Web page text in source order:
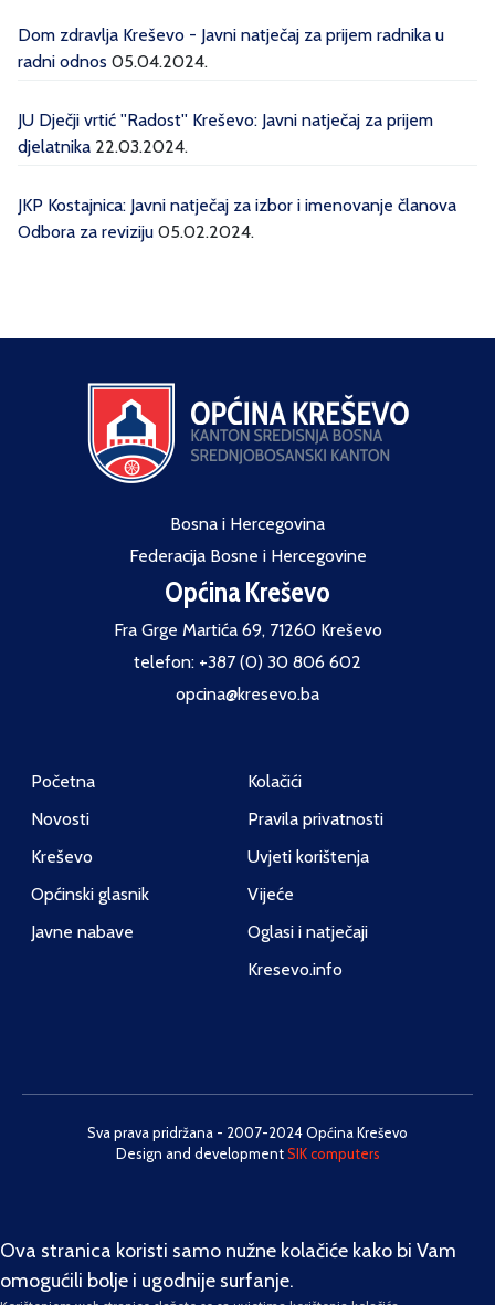
Dom zdravlja Kreševo - Javni natječaj za prijem radnika u
radni odnos 05.04.2024.
JU Dječji vrtić ''Radost'' Kreševo: Javni natječaj za prijem
djelatnika 22.03.2024.
JKP Kostajnica: Javni natječaj za izbor i imenovanje članova
Odbora za reviziju 05.02.2024.
Bosna i Hercegovina
Federacija Bosne i Hercegovine
Općina Kreševo
Fra Grge Martića 69, 71260 Kreševo
telefon: +387 (0) 30 806 602
opcina@kresevo.ba
Početna
Novosti
Kreševo
Općinski glasnik
Javne nabave
Kolačići
Pravila privatnosti
Uvjeti korištenja
Vijeće
Oglasi i natječaji
Kresevo.info
Sva prava pridržana - 2007-2024 Općina Kreševo
Design and developmentSIK computers
Ova stranica koristi samo nužne kolačiće kako bi Vam
omogućili bolje i ugodnije surfanje.